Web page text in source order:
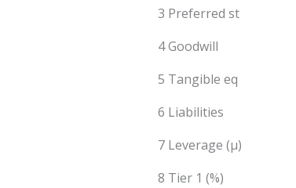
3 Preferred st
4 Goodwill
5 Tangible eq
6 Liabilities
7 Leverage (µ)
8 Tier 1 (%)